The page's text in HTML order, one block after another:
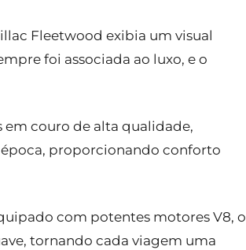
Fleetwood exibia um visual
foi associada ao luxo, e o
em couro de alta qualidade,
proporcionando conforto
com potentes motores V8, o
tornando cada viagem uma